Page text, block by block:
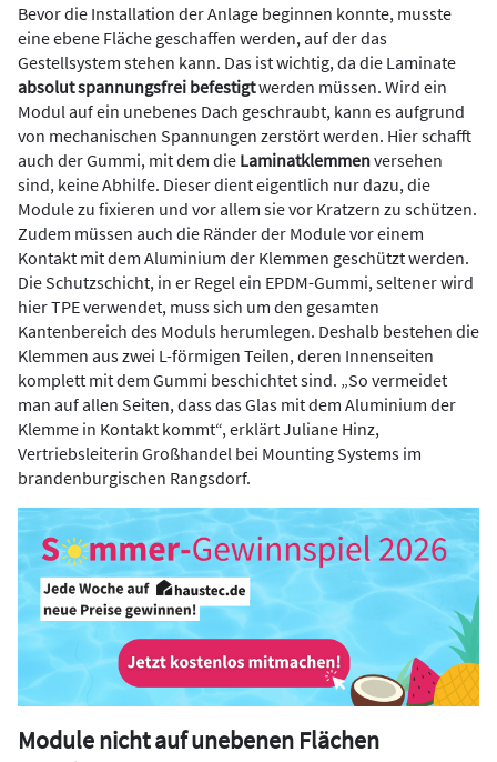
Bevor die Installation der Anlage beginnen konnte, musste
eine ebene Fläche geschaffen werden, auf der das
Gestellsystem stehen kann. Das ist wichtig, da die Laminate
absolut spannungsfrei befestigtwerden müssen. Wird ein
Modul auf ein unebenes Dach geschraubt, kann es aufgrund
von mechanischen Spannungen zerstört werden. Hier schafft
auch der Gummi, mit dem die Laminatklemmenversehen
sind, keine Abhilfe. Dieser dient eigentlich nur dazu, die
Module zu fixieren und vor allem sie vor Kratzern zu schützen.
Zudem müssen auch die Ränder der Module vor einem
Kontakt mit dem Aluminium der Klemmen geschützt werden.
Die Schutzschicht, in er Regel ein EPDM-Gummi, seltener wird
hier TPE verwendet, muss sich um den gesamten
Kantenbereich des Moduls herumlegen. Deshalb bestehen die
Klemmen aus zwei L-förmigen Teilen, deren Innenseiten
komplett mit dem Gummi beschichtet sind. „So vermeidet
man auf allen Seiten, dass das Glas mit dem Aluminium der
Klemme in Kontakt kommt“, erklärt Juliane Hinz,
Vertriebsleiterin Großhandel bei Mounting Systems im
brandenburgischen Rangsdorf.
Module nicht auf unebenen Flächen